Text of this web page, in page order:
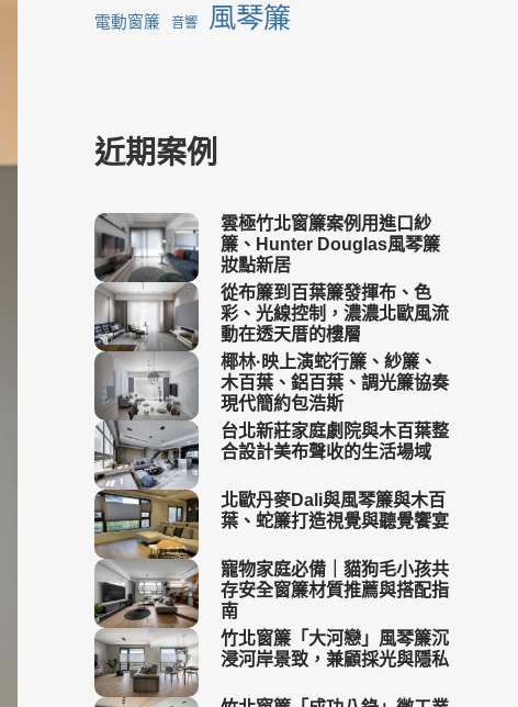
電動窗簾 音響 風琴簾
近期案例
雲極竹北窗簾案例用進口紗
簾、Hunter Douglas風琴簾
妝點新居
從布簾到百葉簾發揮布、色
彩、光線控制，濃濃北歐風流
動在透天厝的樓層
椰林·映上演蛇行簾、紗簾、
木百葉、鋁百葉、調光簾協奏
現代簡約包浩斯
台北新莊家庭劇院與木百葉整
合設計美布聲收的生活場域
北歐丹麥Dali與風琴簾與木百
葉、蛇簾打造視覺與聽覺饗宴
寵物家庭必備｜貓狗毛小孩共
存安全窗簾材質推薦與搭配指
南
竹北窗簾「大河戀」風琴簾沉
浸河岸景致，兼顧採光與隱私